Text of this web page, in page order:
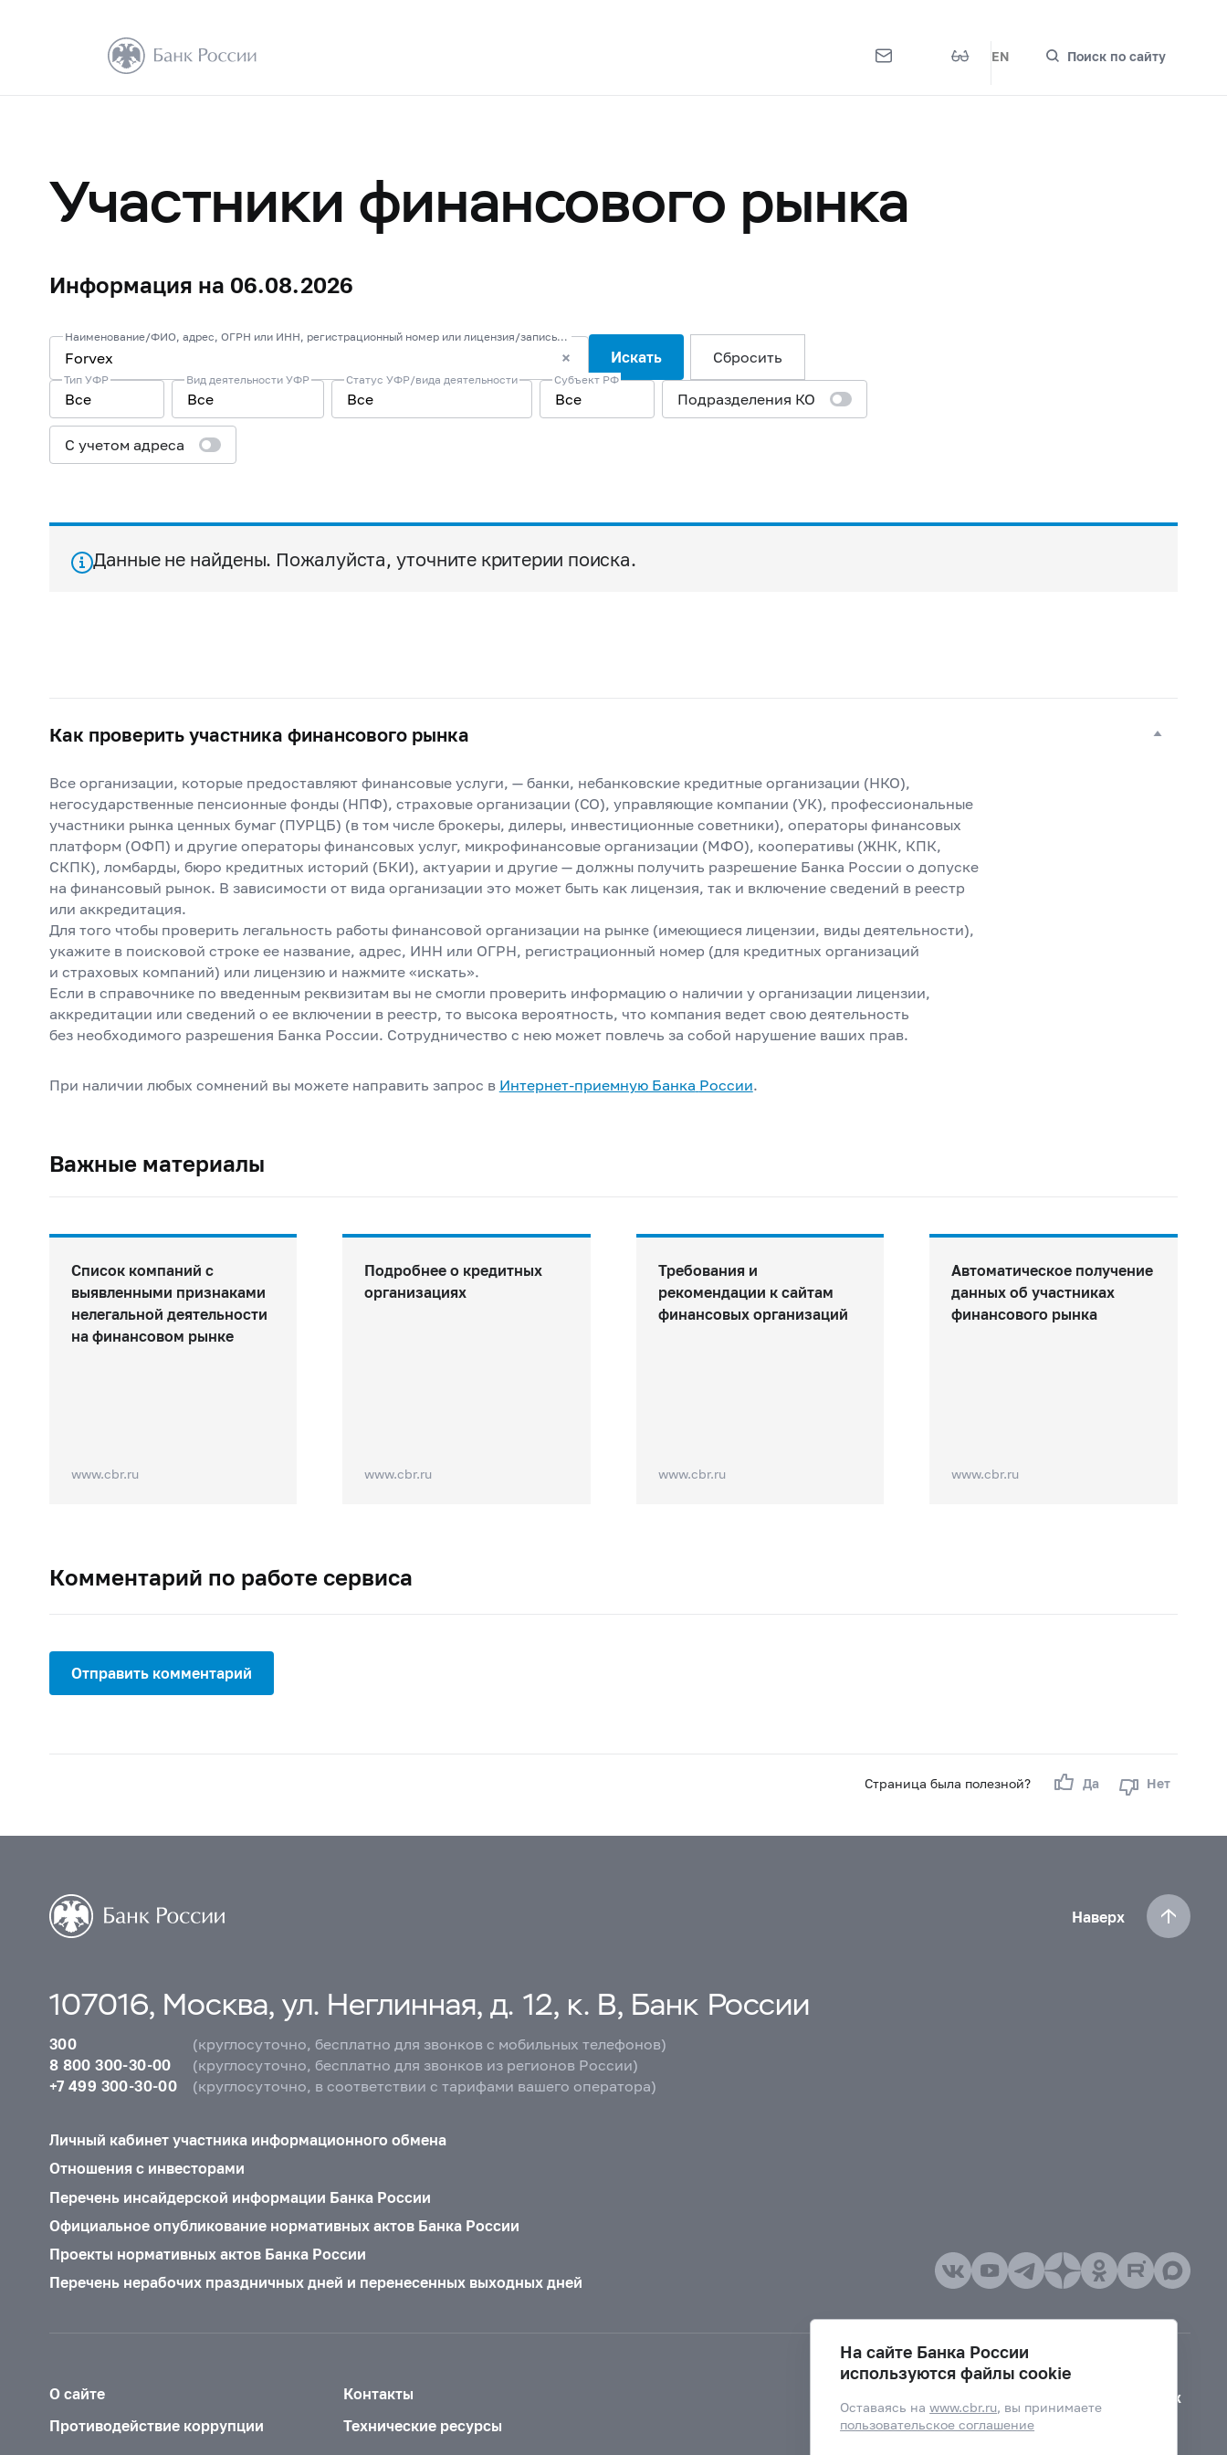
EN Поиск по сайту
Участники финансового рынка
Информация на 06.08.2026
Наименование/ФИО, адрес, ОГРН или ИНН, регистрационный номер или лицензия/запись в реестре
Искать Сбросить
Тип УФР
Все
Вид деятельности УФР
Все
Статус УФР/вида деятельности
Все
Субъект РФ
Все Подразделения КО
С учетом адреса
Данные не найдены. Пожалуйста, уточните критерии поиска.
Как проверить участника финансового рынка
Все организации, которые предоставляют финансовые услуги, — банки, небанковские кредитные организации (НКО),
негосударственные пенсионные фонды (НПФ), страховые организации (СО), управляющие компании (УК), профессиональные
участники рынка ценных бумаг (ПУРЦБ) (в том числе брокеры, дилеры, инвестиционные советники), операторы финансовых
платформ (ОФП) и другие операторы финансовых услуг, микрофинансовые организации (МФО), кооперативы (ЖНК, КПК,
СКПК), ломбарды, бюро кредитных историй (БКИ), актуарии и другие — должны получить разрешение Банка России о допуске
на финансовый рынок. В зависимости от вида организации это может быть как лицензия, так и включение сведений в реестр
или аккредитация.
Для того чтобы проверить легальность работы финансовой организации на рынке (имеющиеся лицензии, виды деятельности),
укажите в поисковой строке ее название, адрес, ИНН или ОГРН, регистрационный номер (для кредитных организаций
и страховых компаний) или лицензию и нажмите «искать».
Если в справочнике по введенным реквизитам вы не смогли проверить информацию о наличии у организации лицензии,
аккредитации или сведений о ее включении в реестр, то высока вероятность, что компания ведет свою деятельность
без необходимого разрешения Банка России. Сотрудничество с нею может повлечь за собой нарушение ваших прав.
При наличии любых сомнений вы можете направить запрос в Интернет-приемную Банка России.
Важные материалы
Список компаний с
выявленными признаками
нелегальной деятельности
на финансовом рынке
www.cbr.ru
Подробнее о кредитных
организациях
www.cbr.ru
Требования и
рекомендации к сайтам
финансовых организаций
www.cbr.ru
Автоматическое получение
данных об участниках
финансового рынка
www.cbr.ru
Комментарий по работе сервиса
Отправить комментарий
Страница была полезной? Да Нет
Наверх
107016, Москва, ул. Неглинная, д. 12, к. В, Банк России
300
(круглосуточно, бесплатно для звонков с мобильных телефонов)
8 800 300-30-00
(круглосуточно, бесплатно для звонков из регионов России)
+7 499 300-30-00
(круглосуточно, в соответствии с тарифами вашего оператора)
Личный кабинет участника информационного обмена
Отношения с инвесторами
Перечень инсайдерской информации Банка России
Официальное опубликование нормативных актов Банка России
Проекты нормативных актов Банка России
Перечень нерабочих праздничных дней и перенесенных выходных дней
О сайте
Контакты
Противодействие коррупции
Технические ресурсы
Версия для слабовидящих
На сайте Банка России
используются файлы cookie
Оставаясь наwww.cbr.ru, вы принимаете
пользовательское соглашение